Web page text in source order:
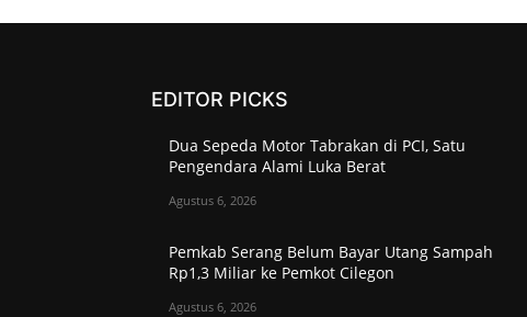
EDITOR PICKS
Dua Sepeda Motor Tabrakan di PCI, Satu
Pengendara Alami Luka Berat
Agustus 6, 2026
Pemkab Serang Belum Bayar Utang Sampah
Rp1,3 Miliar ke Pemkot Cilegon
Agustus 6, 2026